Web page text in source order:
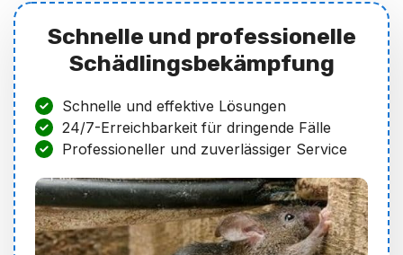
Schnelle und professionelle
Schädlingsbekämpfung
Schnelle und effektive Lösungen
24/7-Erreichbarkeit für dringende Fälle
Professioneller und zuverlässiger Service